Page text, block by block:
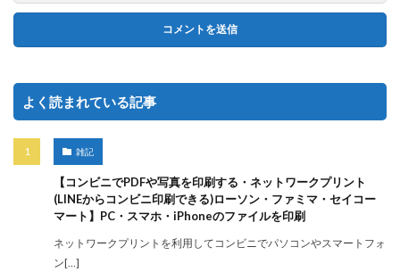
よく読まれている記事
雑記
【コンビニでPDFや写真を印刷する・ネットワークプリント
(LINEからコンビニ印刷できる)ローソン・ファミマ・セイコー
マート】PC・スマホ・iPhoneのファイルを印刷
ネットワークプリントを利用してコンビニでパソコンやスマートフォ
ン[…]